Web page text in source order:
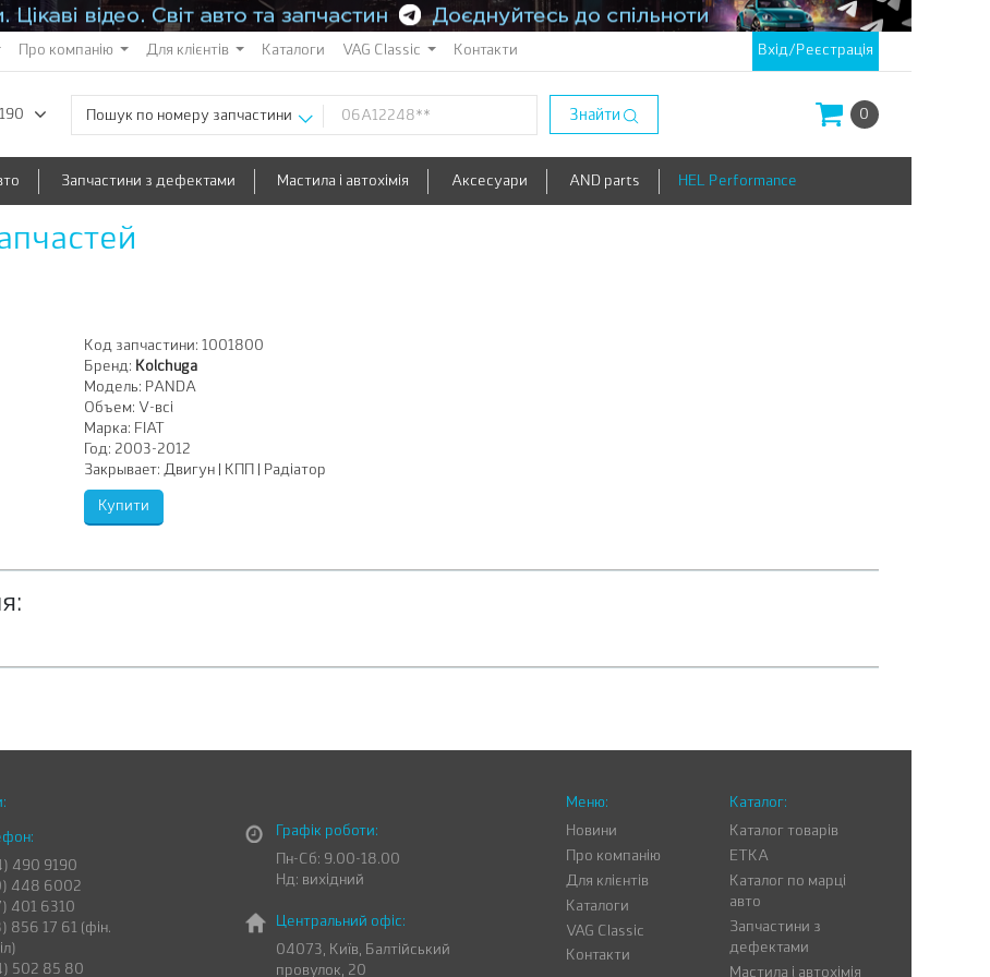
Про компанію Для клієнтів Каталоги VAG Classic Контакти Вхід/Реєстрація
Пошук по номеру запчастини Знайти 0
Запчастини з дефектами Мастила і автохімія Аксесуари AND parts HEL Performance
Код запчастини: 1001800
Бренд: Kolchuga
Модель: PANDA
Объем: V-всі
Марка: FIAT
Год: 2003-2012
Закрывает: Двигун | КПП | Радіатор
490 9190
448 6002
401 6310
856 17 61 (фін.
502 85 80
Графік роботи:
Пн-Сб: 9.00-18.00
Нд: вихідний
Центральний офіс:
04073, Київ, Балтійський
провулок, 20
Каталог:
Каталог товарів
ETKA
Каталог по марці
авто
Запчастини з
дефектами
Мастила і автохімія
Меню:
Новини
Про компанію
Для клієнтів
Каталоги
VAG Classic
Контакти